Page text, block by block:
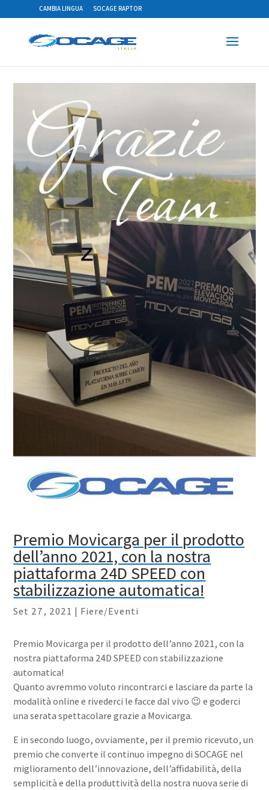
CAMBIA LINGUA SOCAGE RAPTOR
Premio Movicarga per il prodotto
dell’anno 2021, con la nostra
piattaforma 24D SPEED con
stabilizzazione automatica!
Set 27, 2021 | Fiere/Eventi
Premio Movicarga per il prodotto dell’anno 2021, con la
nostra piattaforma 24D SPEED con stabilizzazione
automatica!
Quanto avremmo voluto rincontrarci e lasciare da parte la
modalità online e rivederci le facce dal vivo 😉 e goderci
una serata spettacolare grazie a Movicarga.
E in secondo luogo, ovviamente, per il premio ricevuto, un
premio che converte il continuo impegno di SOCAGE nel
miglioramento dell’innovazione, dell’affidabilità, della
semplicità e della produttività della nostra nuova serie di